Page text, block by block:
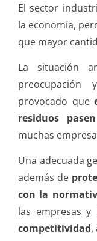
El sector
la economía,
que mayor
La situación
provocado que
residuos
muchas
Una adecuada
además de
con la
las empresas y
competitividad,